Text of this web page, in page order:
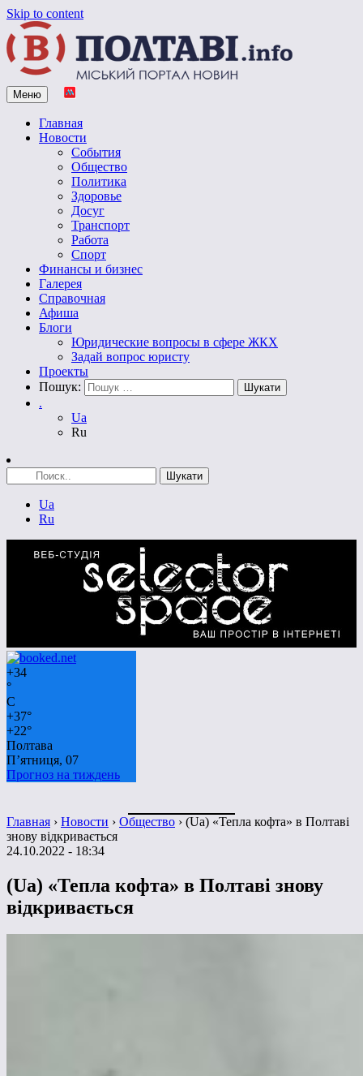
Skip to content
Vpoltave.info
Полтавский портал новостей
Меню
Главная
Новости
События
Общество
Политика
Здоровье
Досуг
Транспорт
Работа
Спорт
Финансы и бизнес
Галерея
Справочная
Афиша
Блоги
Юридические вопросы в сфере ЖКХ
Задай вопрос юристу
Проекты
Пошук:
.
Ua
Ru
Ua
Ru
+34
°
C
+37°
+22°
Полтава
П’ятниця, 07
Прогноз на тиждень
Главная › Новости › Общество › (Ua) «Тепла кофта» в Полтаві
знову відкривається
24.10.2022 - 18:34
(Ua) «Тепла кофта» в Полтаві знову
відкривається